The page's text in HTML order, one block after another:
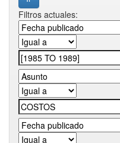
Filtros actuales: